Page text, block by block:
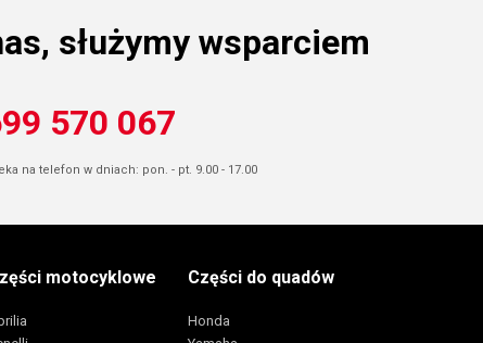
służymy wsparciem
570 067
na telefon w dniach: pon. - pt. 9.00 - 17.00
motocyklowe Części do quadów
Honda